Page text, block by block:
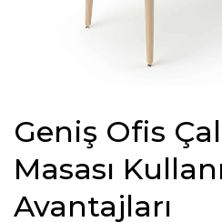
Geniş Ofis
Masası
Avantajları